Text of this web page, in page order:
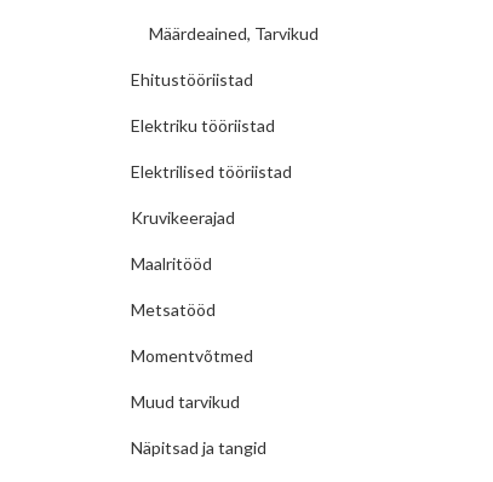
Määrdeained, Tarvikud
Ehitustööriistad
Elektriku tööriistad
Elektrilised tööriistad
Kruvikeerajad
Maalritööd
Metsatööd
Momentvõtmed
Muud tarvikud
Näpitsad ja tangid